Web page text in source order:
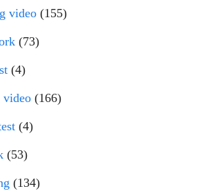
video (155)
(73)
(4)
video (166)
(4)
(53)
(134)